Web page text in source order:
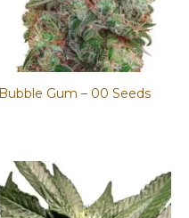
Bubble Gum – 00 Seeds